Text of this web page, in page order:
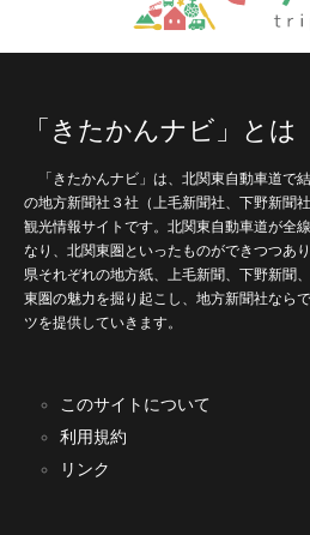
「きたかんナビ」とは
「きたかんナビ」は、北関東自動車道で
の地方新聞社３社（上毛新聞社、下野新聞
観光情報サイトです。北関東自動車道が全
なり、北関東圏といったものができつつあ
県それぞれの地方紙、上毛新聞、下野新聞
東圏の魅力を掘り起こし、地方新聞社なら
ツを提供していきます。
このサイトについて
利用規約
リンク